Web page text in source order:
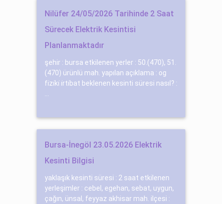
Nilüfer 24/05/2026 Tarihinde 2 Saat
Sürecek Elektrik Kesintisi
Planlanmaktadır
şehir : bursa etkilenen yerler : 50.(470), 51.
(470) ürünlü mah. yapılan açıklama : og
fi̇zi̇ki̇ i̇rti̇bat beklenen kesinti süresi nasıl? :
Bursa-İnegöl 23.05.2026 Elektrik
Kesinti Bilgisi
yaklaşık kesinti süresi : 2 saat etkilenen
yerleşimler : cebel, egehan, sebat, uygun,
çağın, ünsal, feyyaz akhisar mah. ilçesi :